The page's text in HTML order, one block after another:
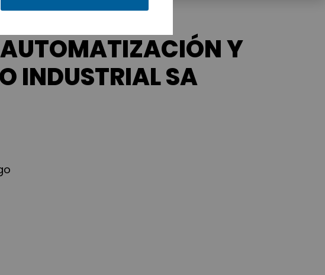
Y
INDUSTRIAL SA